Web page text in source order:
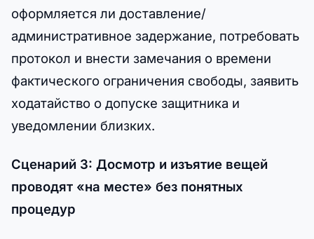
оформляется ли доставление/
административное задержание, потребовать
протокол и внести замечания о времени
фактического ограничения свободы, заявить
ходатайство о допуске защитника и
уведомлении близких.
Сценарий 3: Досмотр и изъятие вещей
проводят «на месте» без понятных
процедур